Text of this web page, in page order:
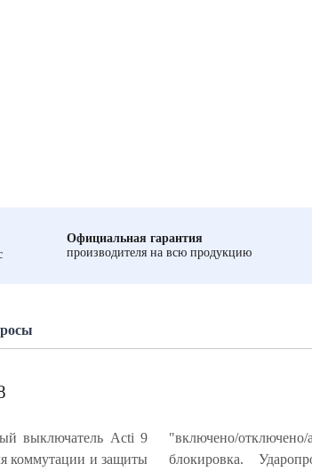
Официальная гарантия
производителя на всю продукцию
выключатель Acti 9
коммутации и защиты
"включено/
из специального ABS-